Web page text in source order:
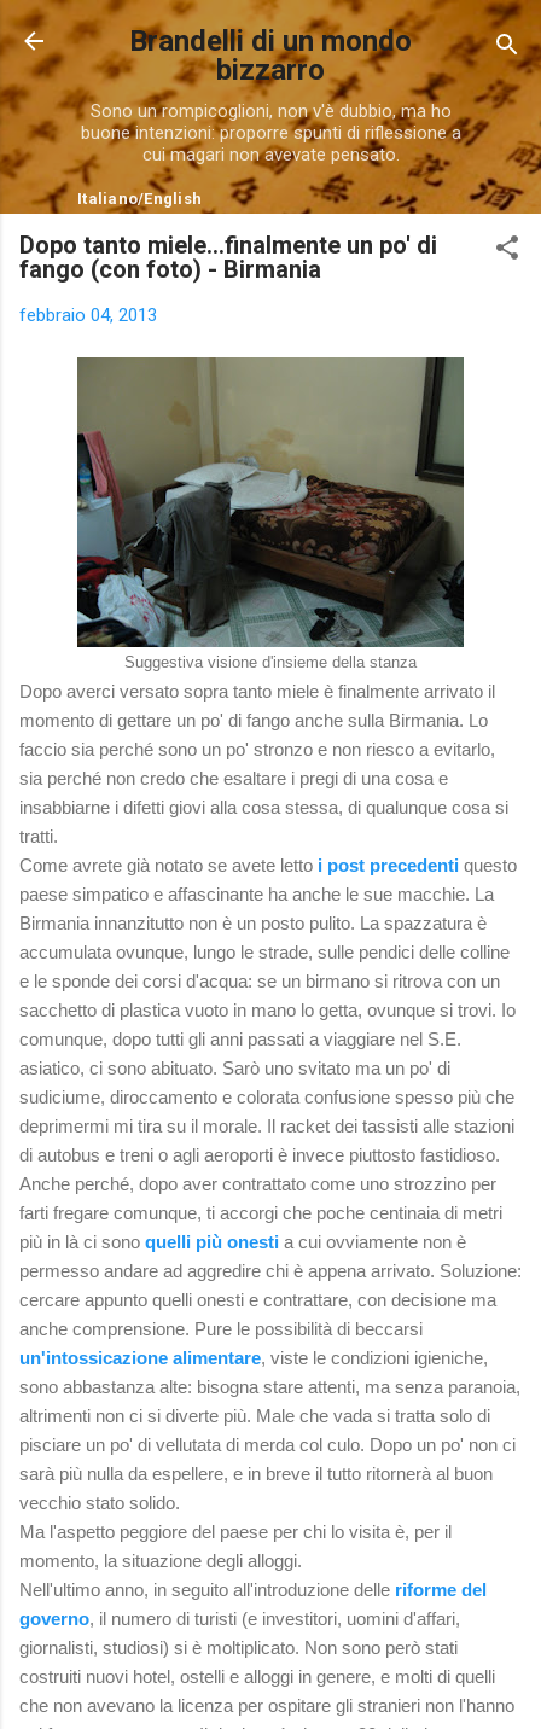
Passa ai contenuti principali
Brandelli di un mondo
bizzarro
Sono un rompicoglioni, non v'è dubbio, ma ho
buone intenzioni: proporre spunti di riflessione a
cui magari non avevate pensato.
Italiano/English
Dopo tanto miele...finalmente un po' di
fango (con foto) - Birmania
febbraio 04, 2013
Suggestiva visione d'insieme della stanza
Dopo averci versato sopra tanto miele è finalmente arrivato il
momento di gettare un po' di fango anche sulla Birmania. Lo
faccio sia perché sono un po' stronzo e non riesco a evitarlo,
sia perché non credo che esaltare i pregi di una cosa e
insabbiarne i difetti giovi alla cosa stessa, di qualunque cosa si
tratti.
Come avrete già notato se avete letto i post precedenti questo
paese simpatico e affascinante ha anche le sue macchie. La
Birmania innanzitutto non è un posto pulito. La spazzatura è
accumulata ovunque, lungo le strade, sulle pendici delle colline
e le sponde dei corsi d'acqua: se un birmano si ritrova con un
sacchetto di plastica vuoto in mano lo getta, ovunque si trovi. Io
comunque, dopo tutti gli anni passati a viaggiare nel S.E.
asiatico, ci sono abituato. Sarò uno svitato ma un po' di
sudiciume, diroccamento e colorata confusione spesso più che
deprimermi mi tira su il morale. Il racket dei tassisti alle stazioni
di autobus e treni o agli aeroporti è invece piuttosto fastidioso.
Anche perché, dopo aver contrattato come uno strozzino per
farti fregare comunque, ti accorgi che poche centinaia di metri
più in là ci sono quelli più onesti a cui ovviamente non è
permesso andare ad aggredire chi è appena arrivato. Soluzione:
cercare appunto quelli onesti e contrattare, con decisione ma
anche comprensione. Pure le possibilità di beccarsi
un'intossicazione alimentare, viste le condizioni igieniche,
sono abbastanza alte: bisogna stare attenti, ma senza paranoia,
altrimenti non ci si diverte più. Male che vada si tratta solo di
pisciare un po' di vellutata di merda col culo. Dopo un po' non ci
sarà più nulla da espellere, e in breve il tutto ritornerà al buon
vecchio stato solido.
Ma l'aspetto peggiore del paese per chi lo visita è, per il
momento, la situazione degli alloggi.
Nell'ultimo anno, in seguito all'introduzione delle riforme del
governo, il numero di turisti (e investitori, uomini d'affari,
giornalisti, studiosi) si è moltiplicato. Non sono però stati
costruiti nuovi hotel, ostelli e alloggi in genere, e molti di quelli
che non avevano la licenza per ospitare gli stranieri non l'hanno